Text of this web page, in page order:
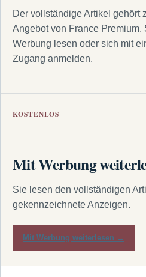
Der vollständige Artikel gehört
Angebot von France Premium.
Werbung lesen oder sich mit
Zugang anmelden.
KOSTENLOS
Mit Werbung
Sie lesen den vollständigen
gekennzeichnete Anzeigen.
Mit Werbung weiterlesen →